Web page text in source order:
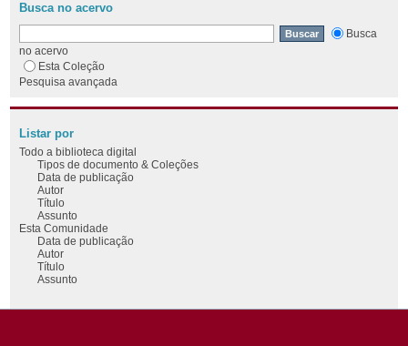
Busca no acervo
Busca
no acervo
Esta Coleção
Pesquisa avançada
Listar por
Todo a biblioteca digital
Tipos de documento & Coleções
Data de publicação
Autor
Título
Assunto
Esta Comunidade
Data de publicação
Autor
Título
Assunto